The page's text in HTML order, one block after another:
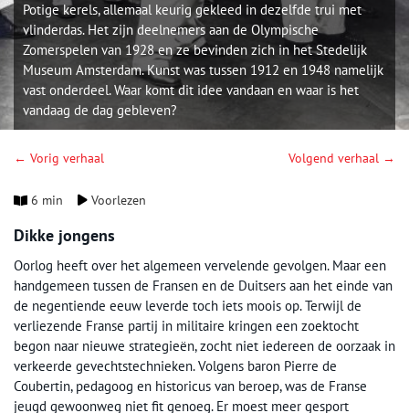
Potige kerels, allemaal keurig gekleed in dezelfde trui met
vlinderdas. Het zijn deelnemers aan de Olympische
Zomerspelen van 1928 en ze bevinden zich in het Stedelijk
Museum Amsterdam. Kunst was tussen 1912 en 1948 namelijk
vast onderdeel. Waar komt dit idee vandaan en waar is het
vandaag de dag gebleven?
← Vorig verhaal Volgend verhaal →
6 min Voorlezen
Dikke jongens
Oorlog heeft over het algemeen vervelende gevolgen. Maar een
handgemeen tussen de Fransen en de Duitsers aan het einde van
de negentiende eeuw leverde toch iets moois op. Terwijl de
verliezende Franse partij in militaire kringen een zoektocht
begon naar nieuwe strategieën, zocht niet iedereen de oorzaak in
verkeerde gevechtstechnieken. Volgens baron Pierre de
Coubertin, pedagoog en historicus van beroep, was de Franse
jeugd gewoonweg niet fit genoeg. Er moest meer gesport